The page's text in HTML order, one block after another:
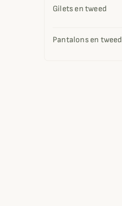
Gilets en tweed
Pantalons en tweed